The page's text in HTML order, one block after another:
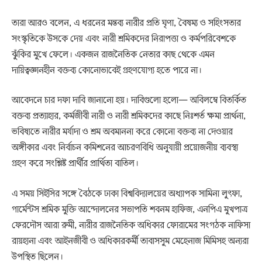
তারা আরও বলেন, এ ধরনের মন্তব্য নারীর প্রতি ঘৃণা, বৈষম্য ও সহিংসতার
সংস্কৃতিকে উসকে দেয় এবং নারী শ্রমিকদের নিরাপত্তা ও কর্মপরিবেশকে
ঝুঁকির মুখে ফেলে। একজন রাজনৈতিক নেতার কাছ থেকে এমন
দায়িত্বজ্ঞানহীন বক্তব্য কোনোভাবেই গ্রহণযোগ্য হতে পারে না।
আবেদনে চার দফা দাবি জানানো হয়। দাবিগুলো হলো— অবিলম্বে বিতর্কিত
বক্তব্য প্রত্যাহার, কর্মজীবী নারী ও নারী শ্রমিকদের কাছে নিঃশর্ত ক্ষমা প্রার্থনা,
ভবিষ্যতে নারীর মর্যাদা ও শ্রম অবমাননা করে কোনো বক্তব্য না দেওয়ার
অঙ্গীকার এবং নির্বাচন কমিশনের আচরণবিধি অনুযায়ী প্রয়োজনীয় ব্যবস্থা
গ্রহণ করে সংশ্লিষ্ট প্রার্থীর প্রার্থিতা বাতিল।
এ সময় সিইসির সঙ্গে বৈঠকে ঢাকা বিশ্ববিদ্যালয়ের অধ্যাপক সামিনা লুৎফা,
গার্মেন্টস শ্রমিক মুক্তি আন্দোলনের সভাপতি শবনম হাফিজ, এনপিএ মুখপাত্র
ফেরদৌস আরা রুমী, নারীর রাজনৈতিক অধিকার ফোরামের সংগঠক নাফিসা
রায়হানা এবং আইনজীবী ও অধিকারকর্মী তাবাসসুম মেহেনাজ মিমিসহ অন্যরা
উপস্থিত ছিলেন।